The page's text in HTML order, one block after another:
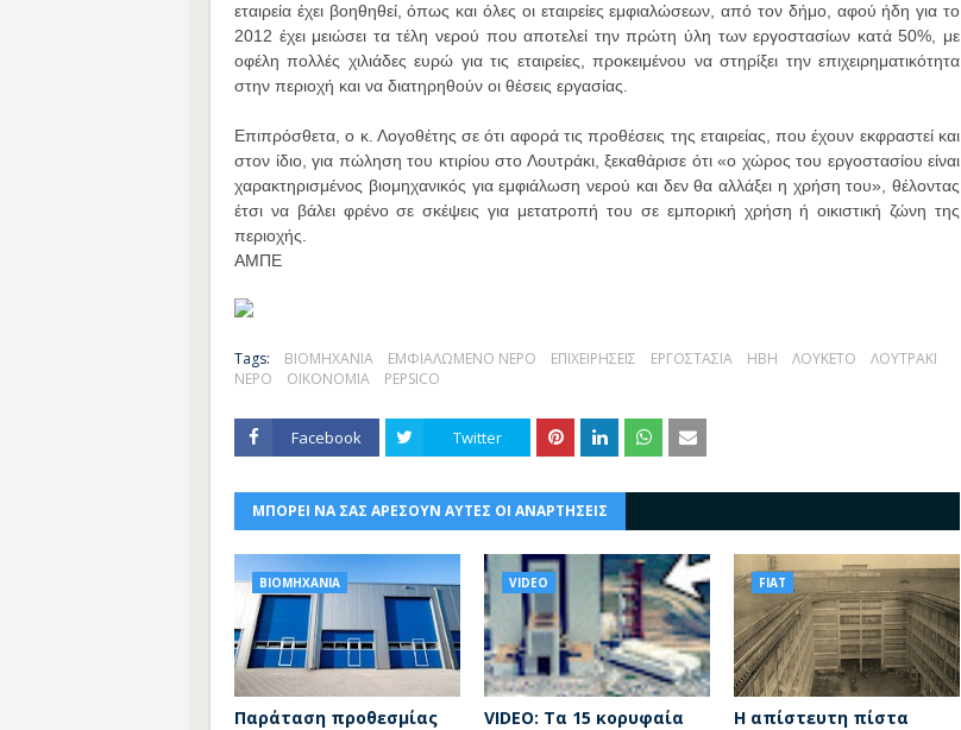
εταιρεία έχει βοηθηθεί, όπως και όλες οι εταιρείες εμφιαλώσεων, από τον δήμο, αφού ήδη για το
2012 έχει μειώσει τα τέλη νερού που αποτελεί την πρώτη ύλη των εργοστασίων κατά 50%, με
οφέλη πολλές χιλιάδες ευρώ για τις εταιρείες, προκειμένου να στηρίξει την επιχειρηματικότητα
στην περιοχή και να διατηρηθούν οι θέσεις εργασίας.
Επιπρόσθετα, ο κ. Λογοθέτης σε ότι αφορά τις προθέσεις της εταιρείας, που έχουν εκφραστεί και
στον ίδιο, για πώληση του κτιρίου στο Λουτράκι, ξεκαθάρισε ότι «ο χώρος του εργοστασίου είναι
χαρακτηρισμένος βιομηχανικός για εμφιάλωση νερού και δεν θα αλλάξει η χρήση του», θέλοντας
έτσι να βάλει φρένο σε σκέψεις για μετατροπή του σε εμπορική χρήση ή οικιστική ζώνη της
περιοχής.
ΑΜΠΕ
Tags: ΒΙΟΜΗΧΑΝΙΑ ΕΜΦΙΑΛΩΜΕΝΟ ΝΕΡΟ ΕΠΙΧΕΙΡΗΣΕΙΣ ΕΡΓΟΣΤΑΣΙΑ ΗΒΗ ΛΟΥΚΕΤΟ
ΛΟΥΤΡΑΚΙ
ΝΕΡΟ
ΟΙΚΟΝΟΜΙΑ PEPSICO
Facebook Twitter
ΜΠΟΡΕΙ ΝΑ ΣΑΣ ΑΡΕΣΟΥΝ ΑΥΤΕΣ ΟΙ ΑΝΑΡΤΗΣΕΙΣ
ΒΙΟΜΗΧΑΝΙΑ
Παράταση προθεσμίας
VIDEO
VIDEO: Τα 15 κορυφαία
FIAT
Η απίστευτη πίστα